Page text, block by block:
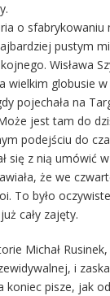
o sfabrykowaniu
pustym
Wisława
wielkim globusie
pojechała na
jest tam do
podejściu do
się z nią umówić
że we
To było
cały zajęty.
Michał
i
koniec pisze, jak